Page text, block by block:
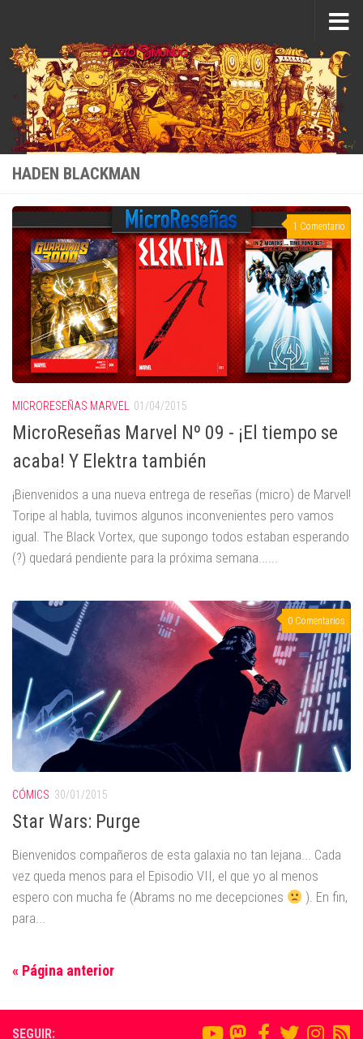
HADEN BLACKMAN
1 Comentario
MICRORESEÑAS MARVEL 01/04/2015
MicroReseñas Marvel Nº 09 - ¡El tiempo se
acaba! Y Elektra también
¡Bienvenidos a una nueva entrega de reseñas (micro) de Marvel!
Toripe al habla, tuvimos algunos inconvenientes pero vamos
igual. The Black Vortex, que supongo todos estaban esperando
(?) quedará pendiente para la próxima semana......
0 Comentarios
CÓMICS 30/01/2015
Star Wars: Purge
Bienvenidos compañeros de esta galaxia no tan lejana... Cada
vez queda menos para el Episodio VII, el que yo al menos
espero con mucha fe (Abrams no me decepciones
). En fin,
para...
« Página anterior
SEGUIR: